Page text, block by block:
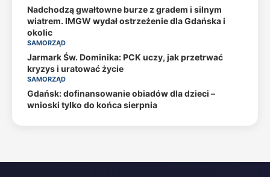
Nadchodzą gwałtowne burze z gradem i silnym
wiatrem. IMGW wydał ostrzeżenie dla Gdańska i
okolic
SAMORZĄD
Jarmark Św. Dominika: PCK uczy, jak przetrwać
kryzys i uratować życie
SAMORZĄD
Gdańsk: dofinansowanie obiadów dla dzieci –
wnioski tylko do końca sierpnia